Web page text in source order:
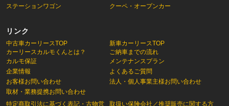
ステーションワゴン
クーペ・オープンカー
リンク
中古車カーリースTOP
カーリースカルモくんとは？
新車カーリースTOP
ご納車までの流れ
カルモ保証
企業情報
お客様お問い合わせ
取材・業務提携お問い合わせ
特定商取引法に基づく表記・古物営
メンテナンスプラン
よくあるご質問
法人・個人事業主様お問い合わせ
取扱い保険会社／推奨販売に関する方